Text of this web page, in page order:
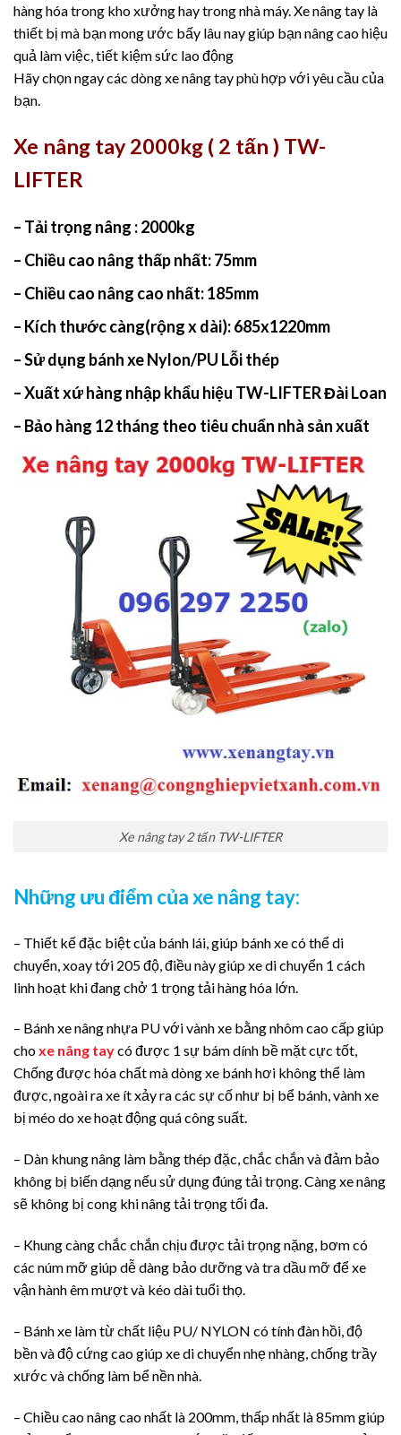
hàng hóa trong kho xưởng hay trong nhà máy. Xe nâng tay là
thiết bị mà bạn mong ước bấy lâu nay giúp bạn nâng cao hiệu
quả làm việc, tiết kiệm sức lao động
Hãy chọn ngay các dòng xe nâng tay phù hợp với yêu cầu của
bạn.
Xe nâng tay 2000kg ( 2 tấn ) TW-
LIFTER
– Tải trọng nâng : 2000kg
– Chiều cao nâng thấp nhất: 75mm
– Chiều cao nâng cao nhất: 185mm
– Kích thước càng(rộng x dài):685x1220mm
– Sử dụng bánh xe Nylon/PU Lỗi thép
– Xuất xứ hàng nhập khẩu hiệu TW-LIFTER Đài Loan
– Bảo hàng 12 tháng theo tiêu chuẩn nhà sản xuất
Xe nâng tay 2 tấn TW-LIFTER
Những ưu điểm của xe nâng tay:
– Thiết kế đặc biệt của bánh lái, giúp bánh xe có thể di
chuyển, xoay tới 205 độ, điều này giúp xe di chuyển 1 cách
linh hoạt khi đang chở 1 trọng tải hàng hóa lớn.
– Bánh xe nâng nhựa PU với vành xe bằng nhôm cao cấp giúp
choxe nâng taycó được 1 sự bám dính bề mặt cực tốt,
Chống được hóa chất mà dòng xe bánh hơi không thể làm
được, ngoài ra xe ít xảy ra các sự cố như bị bể bánh, vành xe
bị méo do xe hoạt động quá công suất.
– Dàn khung nâng làm bằng thép đặc, chắc chắn và đảm bảo
không bị biến dạng nếu sử dụng đúng tải trọng. Càng xe nâng
sẽ không bị cong khi nâng tải trọng tối đa.
– Khung càng chắc chắn chịu được tải trọng nặng, bơm có
các núm mỡ giúp dễ dàng bảo dưỡng và tra dầu mỡ để xe
vận hành êm mượt và kéo dài tuổi thọ.
– Bánh xe làm từ chất liệu PU/ NYLON có tính đàn hồi, độ
bền và độ cứng cao giúp xe di chuyển nhẹ nhàng, chống trầy
xước và chống làm bể nền nhà.
– Chiều cao nâng cao nhất là 200mm, thấp nhất là 85mm giúp